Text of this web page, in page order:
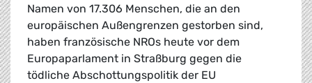
Namen von 17.306 Menschen, die an den
europäischen Außengrenzen gestorben sind,
haben französische NROs heute vor dem
Europaparlament in Straßburg gegen die
tödliche Abschottungspolitik der EU